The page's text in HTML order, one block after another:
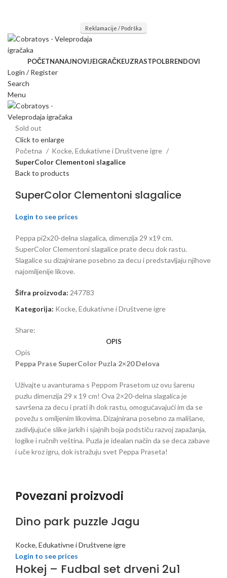
Reklamacije / Podrška
POČETNANAJNOVIJEIGRAČKEUZRASTPOLBRENDOVI
Login / Register
Search
Menu
Sold out
Click to enlarge
Početna
Kocke, Edukativne i Društvene igre
SuperColor Clementoni slagalice
Back to products
SuperColor Clementoni slagalice
Login to see prices
Peppa pi2x20-delna slagalica, dimenzija 29 x19 cm.
SuperColor Clementoni slagalice prate decu dok rastu.
Slagalice su dizajnirane posebno za decu i predstavljaju njihove
najomiljenije likove.
Šifra proizvoda: 247783
Kategorija: Kocke, Edukativne i Društvene igre
Share:
OPIS
Opis
Peppa Prase SuperColor Puzla 2×20 Delova
Uživajte u avanturama s Peppom Prasetom uz ovu šarenu
puzlu dimenzija 29 x 19 cm! Ova 2×20-delna slagalica je
savršena za decu i prati ih dok rastu, omogućavajući im da se
povežu s omiljenim likovima. Dizajnirana posebno za mališane,
zadivljujuće slike jarkih i sjajnih boja podstiču razvoj zapažanja,
logike i ručnih veština. Puzla je idealan način da se deca zabave
i uče kroz igru, dok istražuju svet Peppa Praseta!
Povezani proizvodi
Dino park puzzle Jagu
Kocke, Edukativne i Društvene igre
Login to see prices
Hokej – Fudbal set drveni 2u1